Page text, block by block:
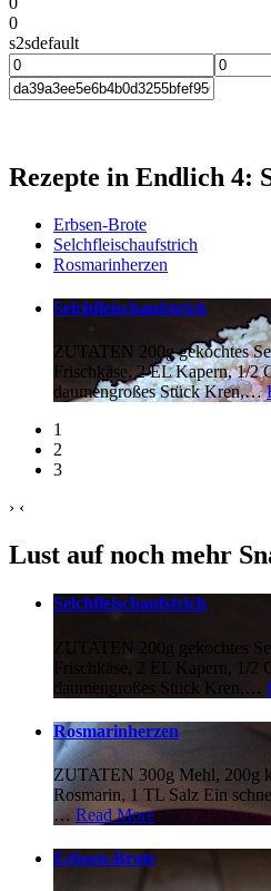
0
s2sdefault
Rezepte in Endlich 4:
Erbsen-Brote
Selchfleischaufstrich
Rosmarinherzen
Selchfleischaufstrich
ZUTATEN 200g gekochtes
Frischkäse, 2 EL Kapern, 1/2
daumengroßes Stück Kren,…
1
2
3
› ‹
Lust auf noch mehr
Selchfleischaufstrich
ZUTATEN 200g gekochtes
Frischkäse, 2 EL Kapern, 1/
daumengroßes Stück Kren,…
Rosmarinherzen
ZUTATEN 300g Mehl, 200g
Rosmarin, 1 TL Salz Ein
… Read More
Erbsen-Brote